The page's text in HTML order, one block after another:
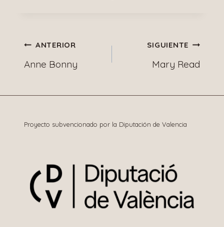
Navegación
de
entradas
ANTERIOR
Anne Bonny
SIGUIENTE
Mary Read
Proyecto subvencionado por la Diputación de Valencia